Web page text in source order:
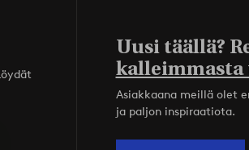
Uusi täällä?
Asiakkaana meillä olet
ja paljon inspiraatiota.